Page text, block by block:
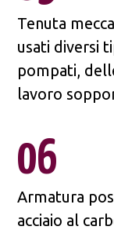
Tenuta
usati diversi
pompati,
lavoro
06
Armatura
acciaio al